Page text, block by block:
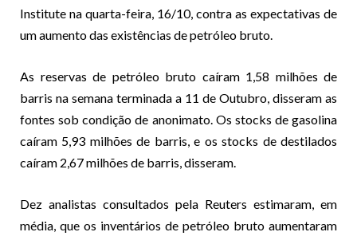
Institute na quarta-feira, 16/10, contra as expectativas de
um aumento das existências de petróleo bruto.
As reservas de petróleo bruto caíram 1,58 milhões de
barris na semana terminada a 11 de Outubro, disseram as
fontes sob condição de anonimato. Os stocks de gasolina
caíram 5,93 milhões de barris, e os stocks de destilados
caíram 2,67 milhões de barris, disseram.
Dez analistas consultados pela Reuters estimaram, em
média, que os inventários de petróleo bruto aumentaram